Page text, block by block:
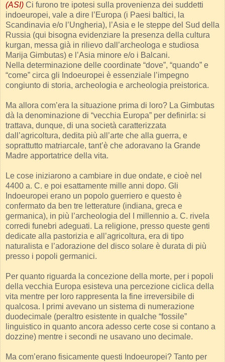
(ASI) Ci furono tre ipotesi sulla provenienza dei suddetti
indoeuropei, vale a dire l’Europa (i Paesi baltici, la
Scandinavia e/o l’Ungheria), l’Asia e le steppe del Sud della
Russia (qui bisogna evidenziare la presenza della cultura
kurgan, messa già in rilievo dall’archeologa e studiosa
Marija Gimbutas) e l’Asia minore e/o i Balcani.
Nella determinazione delle coordinate “dove”, “quando” e
“come” circa gli Indoeuropei è essenziale l’impegno
congiunto di storia, archeologia e archeologia preistorica.
Ma allora com’era la situazione prima di loro? La Gimbutas
dà la denominazione di “vecchia Europa” per definirla: si
trattava, dunque, di una società caratterizzata
dall’agricoltura, dedita più all’arte che alla guerra, e
soprattutto matriarcale, tant’è che adoravano la Grande
Madre apportatrice della vita.
Le cose iniziarono a cambiare in due ondate, e cioè nel
4400 a. C. e poi esattamente mille anni dopo. Gli
Indoeuropei erano un popolo guerriero e questo è
confermato da ben tre letterature (indiana, greca e
germanica), in più l’archeologia del I millennio a. C. rivela
corredi funebri adeguati. La religione, presso queste genti
dedicate alla pastorizia e all’agricoltura, era di tipo
naturalista e l’adorazione del disco solare è durata di più
presso i popoli germanici.
Per quanto riguarda la concezione della morte, per i popoli
della vecchia Europa esisteva una percezione ciclica della
vita mentre per loro rappresenta la fine irreversibile di
qualcosa. I primi avevano un sistema di numerazione
duodecimale (peraltro esistente in qualche “fossile”
linguistico in quanto ancora adesso certe cose si contano a
dozzine) mentre i secondi ne usavano uno decimale.
Ma com’erano fisicamente questi Indoeuropei? Tanto per